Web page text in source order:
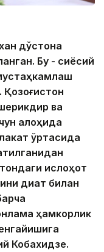
дўстона
Бу - сиёсий
ва
алоҳида
ўртасида
ислоҳот
диққат билан
ҳамкорлик
Кобахидзе.